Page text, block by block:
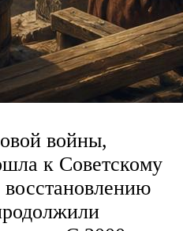
войны,
к Советскому